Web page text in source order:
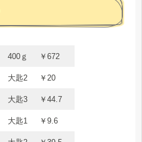
400ｇ ￥672
大匙2 ￥20
大匙3 ￥44.7
大匙1 ￥9.6